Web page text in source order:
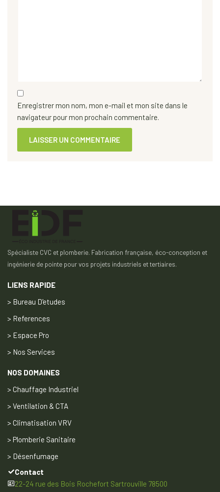
Enregistrer mon nom, mon e-mail et mon site dans le
navigateur pour mon prochain commentaire.
Spécialiste CVC et plomberie. Fabrication française, éco-conception et
ingénierie de pointe pour vos projets industriels et tertiaires.
LIENS RAPIDE
> Bureau D'etudes
> References
> Espace Pro
> Nos Services
NOS DOMAINES
> Chauffage Industriel
> Ventilation & CTA
> Climatisation VRV
> Plomberie Sanitaire
> Désenfumage
Contact
22-24 rue des Bois Rochefort Sartrouville 78500